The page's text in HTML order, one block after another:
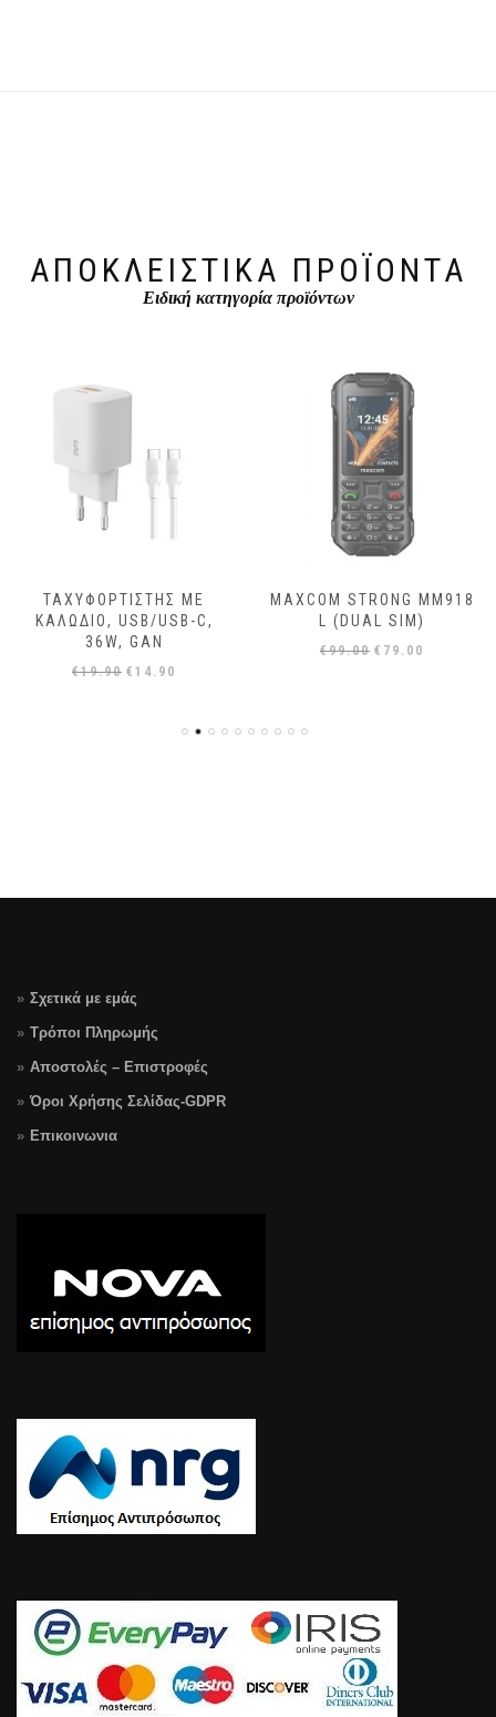
ΑΠΟΚΛΕΙΣΤΙΚΆ ΠΡΟΪΌΝΤΑ
Ειδική κατηγορία προϊόντων
ΤΑΧΥΦΟΡΤΙΣΤΗΣ ΜΕ
ΚΑΛΏΔΙΟ, USB/USB-C,
36W, GAN
€19.90 Original
€ 14.90
MAXCOM STRONG MM918
L (DUAL SIM)
€99.00 Original
€ 79.00
Σχετικά με εμάς
Τρόποι Πληρωμής
Αποστολές – Επιστροφές
Όροι Χρήσης Σελίδας-GDPR
Επικοινωνια